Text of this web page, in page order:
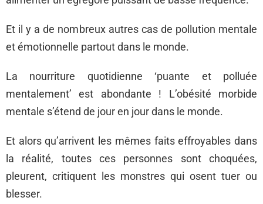
Et il y a de nombreux autres cas de pollution mentale
et émotionnelle partout dans le monde.
La nourriture quotidienne ‘puante et polluée
mentalement’ est abondante ! L’obésité morbide
mentale s’étend de jour en jour dans le monde.
Et alors qu’arrivent les mêmes faits effroyables dans
la réalité, toutes ces personnes sont choquées,
pleurent, critiquent les monstres qui osent tuer ou
blesser.